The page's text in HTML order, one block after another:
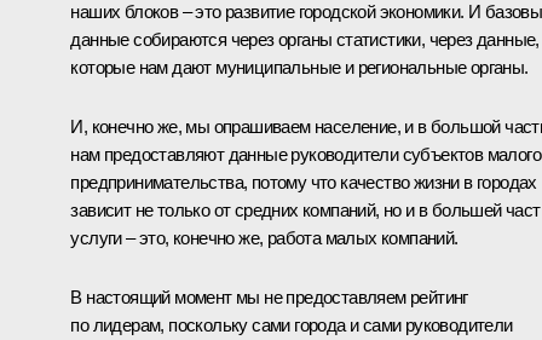
наших блоков – это развитие городской экономики. И
данные собираются через органы статистики, через данные,
которые нам дают муниципальные и региональные органы.
И, конечно же, мы опрашиваем население, и в большой
нам предоставляют данные руководители субъектов малого
предпринимательства, потому что качество жизни в городах
зависит не только от средних компаний, но и в большей
услуги – это, конечно же, работа малых компаний.
В настоящий момент мы не предоставляем рейтинг
по лидерам, поскольку сами города и сами руководители